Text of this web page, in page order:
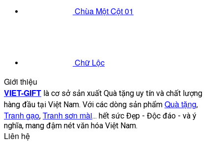
Chùa Một Cột 01
Chữ Lộc
Giới thiệu
VIET-GIFT là cơ sở sản xuất Quà tặng uy tín và chất lượng
hàng đầu tại Việt Nam. Với các dòng sản phẩm Quà tặng,
Tranh gạo, Tranh sơn mài... hết sức Đẹp - Độc đáo - và ý
nghĩa, mang đậm nét văn hóa Việt Nam.
Liên hệ